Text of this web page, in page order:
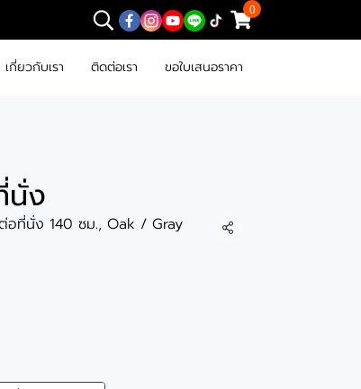
0
เกี่ยวกับเรา ติดต่อเรา ขอใบเสนอราคา
นั่ง
อที่นั่ง 140 ซม., Oak / Gray
แชร์